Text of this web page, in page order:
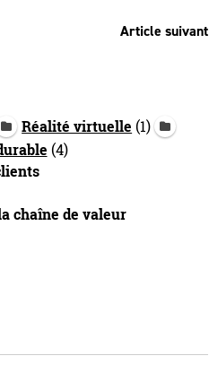
Article suivant
Réalité virtuelle (1)
(4)
chaîne de valeur